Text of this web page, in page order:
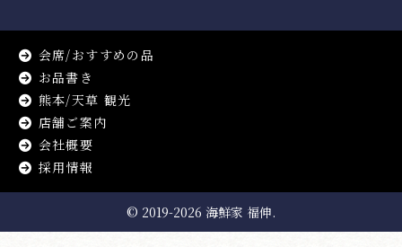
会席/おすすめの品
お品書き
熊本/天草 観光
店舗ご案内
会社概要
採用情報
© 2019-2026 海鮮家 福伸.